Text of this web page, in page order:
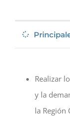
Realizar
y la
la Región